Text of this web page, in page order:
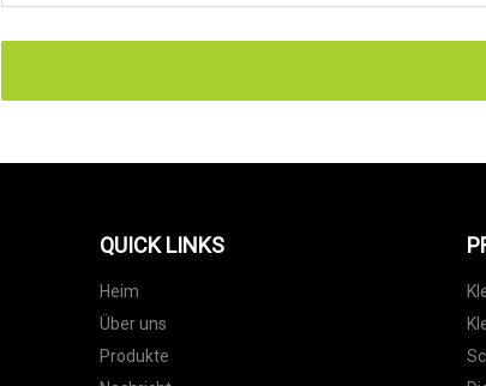
QUICK LINKS
Heim
Über uns
Produkte